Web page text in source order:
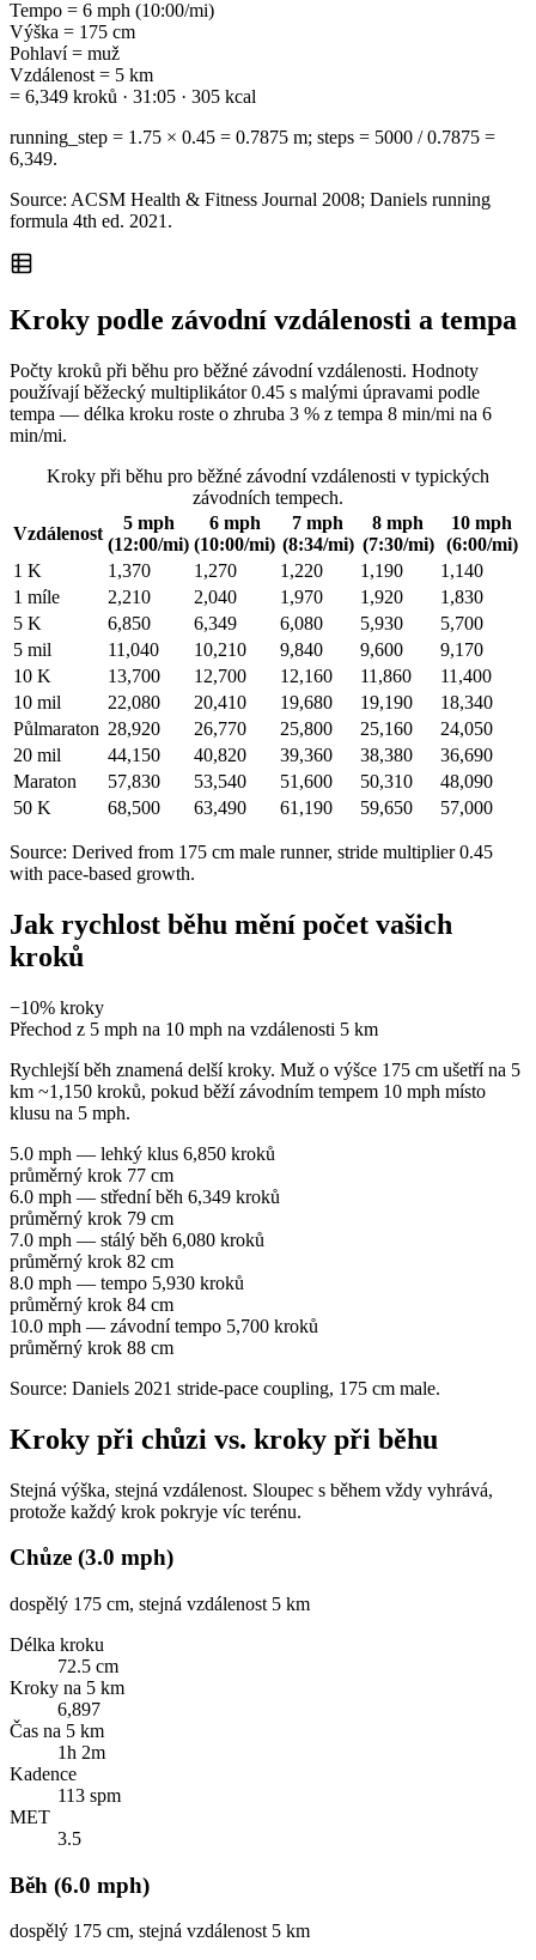
Tempo = 6 mph (10:00/mi)
Výška = 175 cm
Pohlaví= muž
Vzdálenost = 5 km
= 6,349 kroků · 31:05 · 305 kcal
running_step = 1.75 × 0.45 = 0.7875 m; steps = 5000 / 0.7875 =
6,349.
Source: ACSM Health & Fitness Journal 2008; Daniels running
formula 4th ed. 2021.
Kroky podle závodní vzdálenosti a tempa
Počty kroků při běhu pro běžné závodní vzdálenosti. Hodnoty
používají běžecký multiplikátor 0.45 s malými úpravami podle
tempa — délka kroku roste o zhruba 3 % z tempa 8 min/mi na 6
min/mi.
Kroky při běhu pro běžné závodní vzdálenosti v typických
závodních tempech.
Vzdálenost
5 mph
(12:00/mi)
6 mph
(10:00/mi)
7 mph
(8:34/mi)
8 mph
(7:30/mi)
10 mph
(6:00/mi)
1 K
1,370 1,270 1,220 1,190
1,140
1 míle
2,210 2,040 1,970 1,920
1,830
5 K
6,850 6,349 6,080 5,930
5,700
5 mil
11,040 10,210 9,840 9,600
9,170
10 K
13,700 12,700 12,160 11,860
11,400
10 mil
22,080 20,410 19,680 19,190
18,340
Půlmaraton 28,920 26,770 25,800 25,160
24,050
20 mil
44,150 40,820 39,360 38,380
36,690
Maraton
57,830 53,540 51,600 50,310
48,090
50 K
68,500 63,490 61,190 59,650 57,000
Source: Derived from 175 cm male runner, stride multiplier 0.45
with pace-based growth.
Jak rychlost běhu mění počet vašich
kroků
−10% kroky
Přechod z 5 mph na 10 mph na vzdálenosti 5 km
Rychlejší běh znamená delší kroky. Muž o výšce 175 cm ušetří na 5
km ~1,150 kroků, pokud běží závodním tempem 10 mph místo
klusu na 5 mph.
5.0 mph — lehký klus 6,850 kroků
průměrný krok 77 cm
6.0 mph — střední běh 6,349 kroků
průměrný krok 79 cm
7.0 mph — stálý běh 6,080 kroků
průměrný krok 82 cm
8.0 mph — tempo 5,930 kroků
průměrný krok 84 cm
10.0 mph — závodní tempo 5,700 kroků
průměrný krok 88 cm
Source: Daniels 2021 stride-pace coupling, 175 cm male.
Kroky při chůzi vs. kroky při běhu
Stejná výška, stejná vzdálenost. Sloupec s během vždy vyhrává,
protože každý krok pokryje víc terénu.
Chůze (3.0 mph)
dospělý 175 cm, stejná vzdálenost 5 km
Délka kroku
72.5 cm
Kroky na 5 km
6,897
Čas na 5 km
1h 2m
Kadence
113 spm
MET
3.5
Běh (6.0 mph)
dospělý 175 cm, stejná vzdálenost 5 km